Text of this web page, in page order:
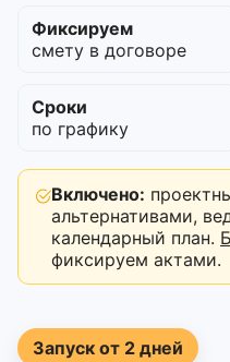
Фиксируем
смету в договоре
Сроки
по графику
Включено:
альтернативами,
календарный план.
фиксируем актами.
Запуск от 2 дней